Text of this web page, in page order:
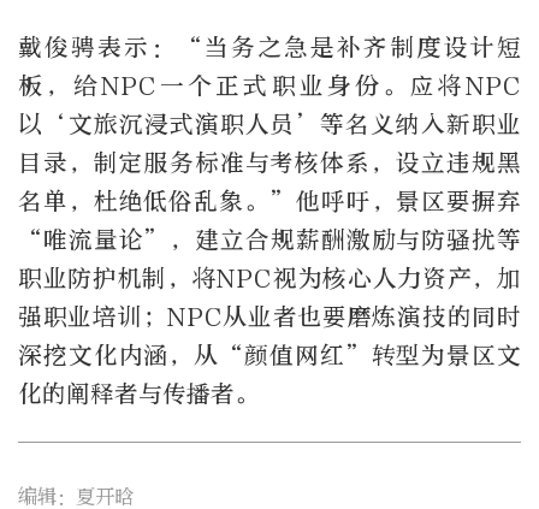
戴俊骋表示：“当务之急是补齐制度设计短
板，给NPC一个正式职业身份。应将NPC
以‘文旅沉浸式演职人员’等名义纳入新职业
目录，制定服务标准与考核体系，设立违规黑
名单，杜绝低俗乱象。”他呼吁，景区要摒弃
“唯流量论”，建立合规薪酬激励与防骚扰等
职业防护机制，将NPC视为核心人力资产，加
强职业培训；NPC从业者也要磨炼演技的同时
深挖文化内涵，从“颜值网红”转型为景区文
化的阐释者与传播者。
编辑：夏开晗